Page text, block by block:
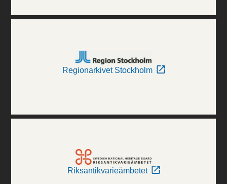
Regionarkivet Stockholm
Riksantikvarieämbetet